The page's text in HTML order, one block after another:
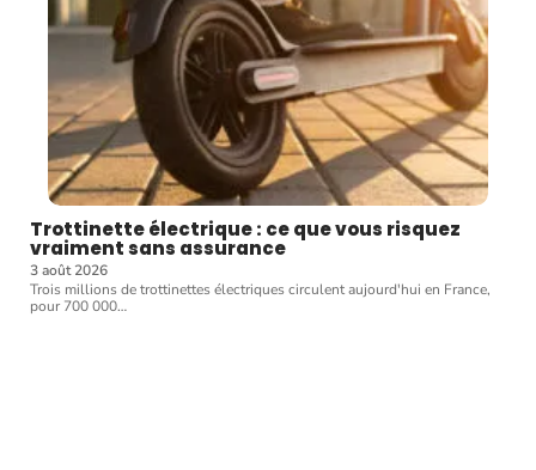
Trottinette électrique : ce que vous risquez
vraiment sans assurance
3 août 2026
Trois millions de trottinettes électriques circulent aujourd'hui en France,
pour 700 000…